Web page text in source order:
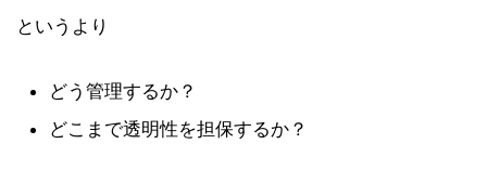
というより
どう管理するか？
どこまで透明性を担保するか？